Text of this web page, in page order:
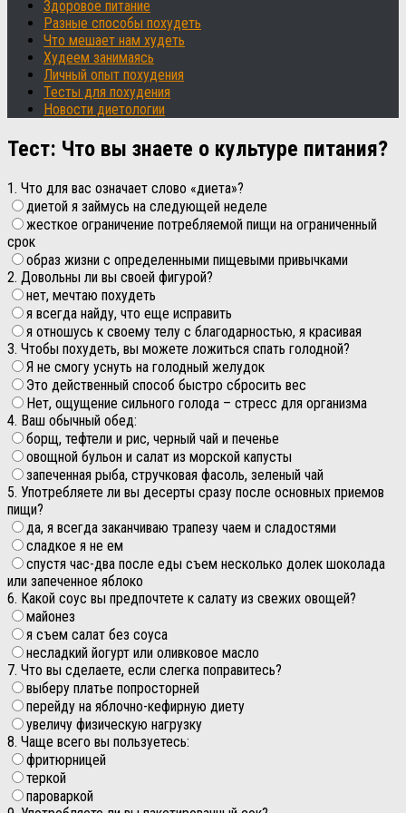
Здоровое питание
Разные способы похудеть
Что мешает нам худеть
Худеем занимаясь
Личный опыт похудения
Тесты для похудения
Новости диетологии
Тест: Что вы знаете о культуре питания?
1. Что для вас означает слово «диета»?
диетой я займусь на следующей неделе
жесткое ограничение потребляемой пищи на ограниченный
срок
образ жизни с определенными пищевыми привычками
2. Довольны ли вы своей фигурой?
нет, мечтаю похудеть
я всегда найду, что еще исправить
я отношусь к своему телу с благодарностью, я красивая
3. Чтобы похудеть, вы можете ложиться спать голодной?
Я не смогу уснуть на голодный желудок
Это действенный способ быстро сбросить вес
Нет, ощущение сильного голода – стресс для организма
4. Ваш обычный обед:
борщ, тефтели и рис, черный чай и печенье
овощной бульон и салат из морской капусты
запеченная рыба, стручковая фасоль, зеленый чай
5. Употребляете ли вы десерты сразу после основных приемов
пищи?
да, я всегда заканчиваю трапезу чаем и сладостями
сладкое я не ем
спустя час-два после еды съем несколько долек шоколада
или запеченное яблоко
6. Какой соус вы предпочтете к салату из свежих овощей?
майонез
я съем салат без соуса
несладкий йогурт или оливковое масло
7. Что вы сделаете, если слегка поправитесь?
выберу платье попросторней
перейду на яблочно-кефирную диету
увеличу физическую нагрузку
8. Чаще всего вы пользуетесь:
фритюрницей
теркой
пароваркой